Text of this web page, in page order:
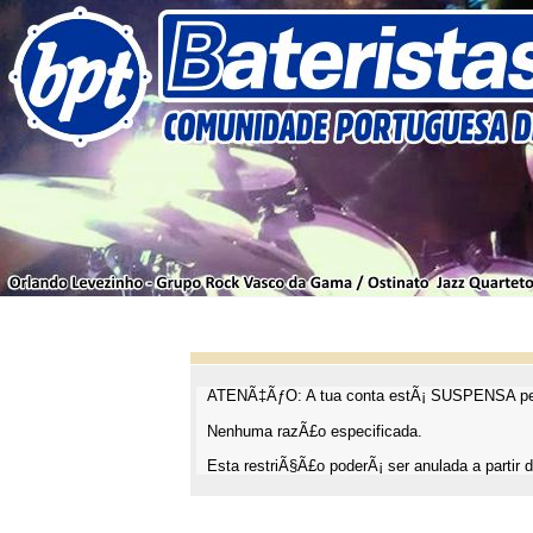
ATENÃ‡ÃƒO: A tua conta estÃ¡ SUSPENSA
Nenhuma razÃ£o especificada.
Esta restriÃ§Ã£o poderÃ¡ ser anulada a partir